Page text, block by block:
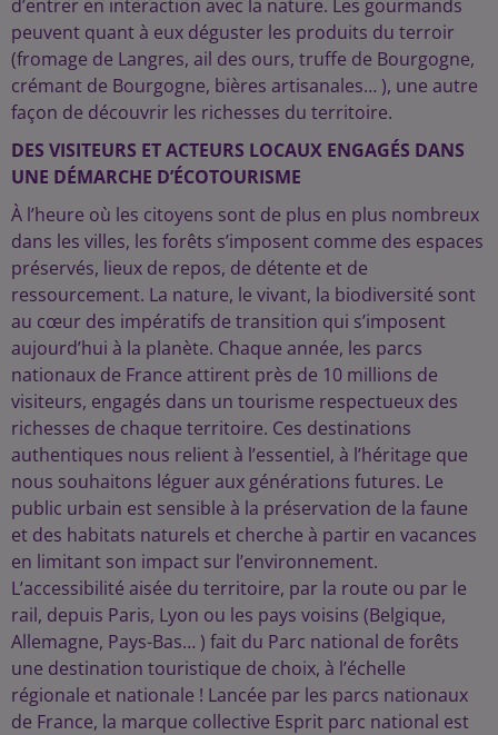
d’entrer en interaction avec la nature. Les gourmands
peuvent quant à eux déguster les produits du terroir
(fromage de Langres, ail des ours, truffe de Bourgogne,
crémant de Bourgogne, bières artisanales… ), une autre
façon de découvrir les richesses du territoire.
DES VISITEURS ET ACTEURS LOCAUX ENGAGÉS DANS
UNE DÉMARCHE D’ÉCOTOURISME
À l’heure où les citoyens sont de plus en plus nombreux
dans les villes, les forêts s’imposent comme des espaces
préservés, lieux de repos, de détente et de
ressourcement. La nature, le vivant, la biodiversité sont
au cœur des impératifs de transition qui s’imposent
aujourd’hui à la planète. Chaque année, les parcs
nationaux de France attirent près de 10 millions de
visiteurs, engagés dans un tourisme respectueux des
richesses de chaque territoire. Ces destinations
authentiques nous relient à l’essentiel, à l’héritage que
nous souhaitons léguer aux générations futures. Le
public urbain est sensible à la préservation de la faune
et des habitats naturels et cherche à partir en vacances
en limitant son impact sur l’environnement.
L’accessibilité aisée du territoire, par la route ou par le
rail, depuis Paris, Lyon ou les pays voisins (Belgique,
Allemagne, Pays-Bas… ) fait du Parc national de forêts
une destination touristique de choix, à l’échelle
régionale et nationale ! Lancée par les parcs nationaux
de France, la marque collective Esprit parc national est